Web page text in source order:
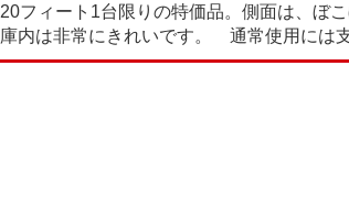
20フィート1台限りの特価品。側面は、ぼ
庫内は非常にきれいです。 通常使用には支